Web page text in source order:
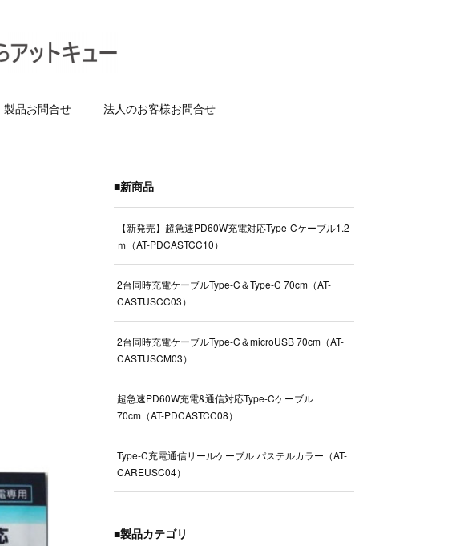
製品お問合せ 法人のお客様お問合せ
■新商品
【新発売】超急速PD60W充電対応Type-Cケーブル1.2
ｍ（AT-PDCASTCC10）
2台同時充電ケーブルType-C＆Type-C 70cm（AT-
CASTUSCC03）
2台同時充電ケーブルType-C＆microUSB 70cm（AT-
CASTUSCM03）
超急速PD60W充電&通信対応Type-Cケーブル
70cm（AT-PDCASTCC08）
Type-C充電通信リールケーブル パステルカラー（AT-
CAREUSC04）
■製品カテゴリ